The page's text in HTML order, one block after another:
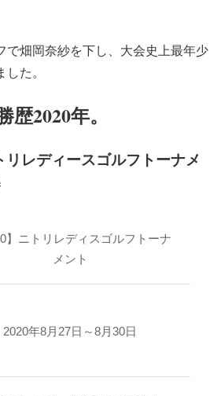
で畑岡奈紗を下し、大会史上最年少
た。
2020年。
リレディースゴルフトーナメ
】ニトリレディスゴルフトーナ
メント
2020年8月27日～8月30日